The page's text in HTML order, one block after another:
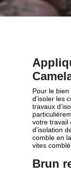
Pour le
d’isoler les
travaux
votre travail
d’isolation
comble en
vites comblé.
Brun